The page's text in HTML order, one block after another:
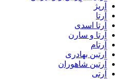
آرپژ
آرتا
آرتا اسدی
آرتا و سارن
آرتام
آرتبن بهادری
آرتين شاهوران
آرتی